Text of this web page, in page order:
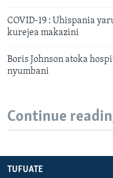
COVID-19 : Uhispania
kurejea makazini
Boris Johnson atoka
nyumbani
Continue
TUFUATE